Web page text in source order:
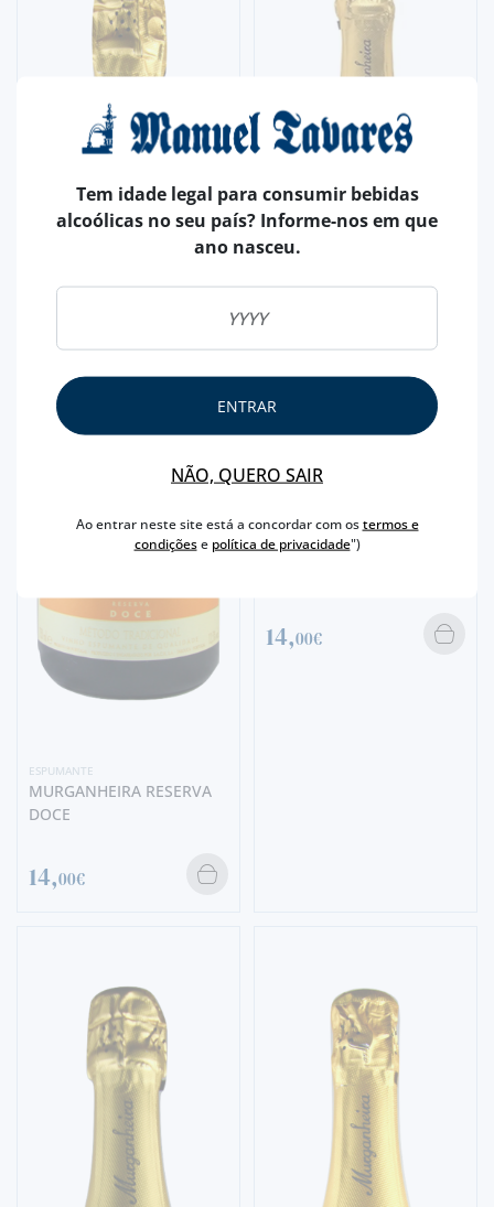
ESPUMANTE
MURGANHEIRA RESERVA
DOCE
14,00€
ESPUMANTE
MURGANHEIRA RESERVA
14,00€
Tem idade legal para consumir bebidas
alcoólicas no seu país? Informe-nos em que
ano nasceu.
ENTRAR
NÃO, QUERO SAIR
Ao entrar neste site está a concordar com ostermos e
condiçõese política de privacidade")